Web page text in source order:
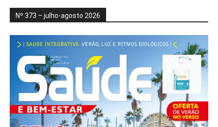
Nº 373 – julho-agosto 2026